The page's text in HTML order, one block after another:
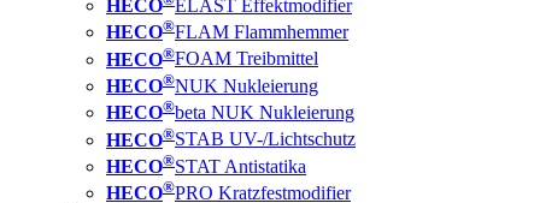
HECO ELAST Effektmodifier
HECO®FLAM Flammhemmer
HECO®FOAM Treibmittel
HECO®NUK Nukleierung
HECO®beta NUK Nukleierung
HECO®STAB UV-/Lichtschutz
HECO®STAT Antistatika
HECO®PRO Kratzfestmodifier